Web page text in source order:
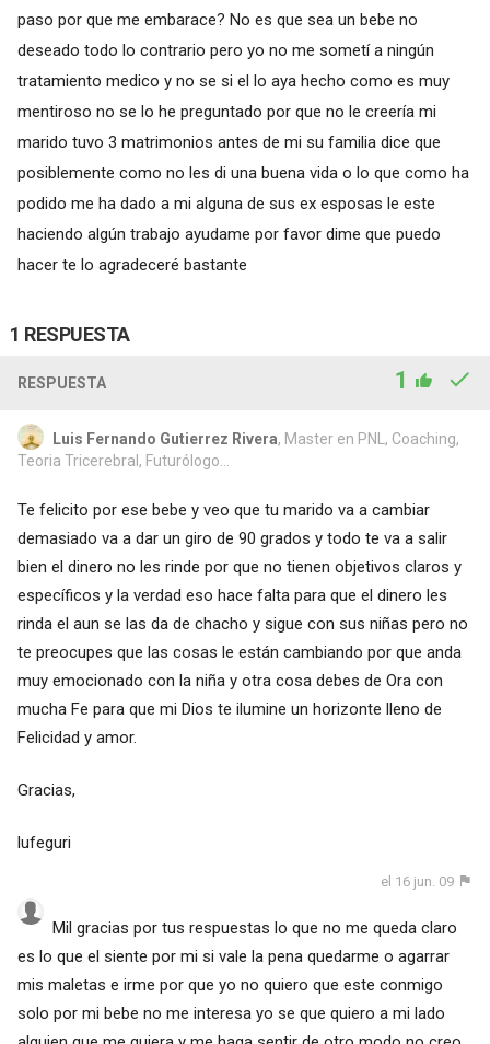
paso por que me embarace? No es que sea un bebe no
deseado todo lo contrario pero yo no me sometí a ningún
tratamiento medico y no se si el lo aya hecho como es muy
mentiroso no se lo he preguntado por que no le creería mi
marido tuvo 3 matrimonios antes de mi su familia dice que
posiblemente como no les di una buena vida o lo que como ha
podido me ha dado a mi alguna de sus ex esposas le este
haciendo algún trabajo ayudame por favor dime que puedo
hacer te lo agradeceré bastante
1 RESPUESTA
RESPUESTA 1
Luis Fernando Gutierrez Rivera, Master en PNL, Coaching,
Teoria Tricerebral, Futurólogo...
Te felicito por ese bebe y veo que tu marido va a cambiar
demasiado va a dar un giro de 90 grados y todo te va a salir
bien el dinero no les rinde por que no tienen objetivos claros y
específicos y la verdad eso hace falta para que el dinero les
rinda el aun se las da de chacho y sigue con sus niñas pero no
te preocupes que las cosas le están cambiando por que anda
muy emocionado con la niña y otra cosa debes de Ora con
mucha Fe para que mi Dios te ilumine un horizonte lleno de
Felicidad y amor.
Gracias,
lufeguri
el 16 jun. 09
Mil gracias por tus respuestas lo que no me queda claro
es lo que el siente por mi si vale la pena quedarme o agarrar
mis maletas e irme por que yo no quiero que este conmigo
solo por mi bebe no me interesa yo se que quiero a mi lado